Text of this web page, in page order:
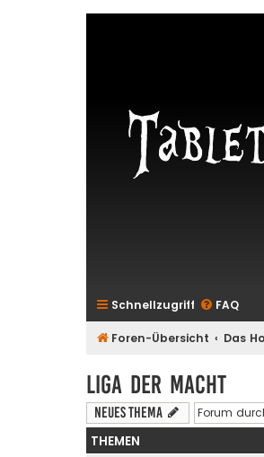
Schnellzugriff FAQ
Foren-Übersicht Das
Liga der Macht
Neues Thema
THEMEN